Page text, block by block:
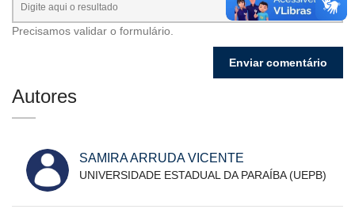
Precisamos validar o formulário.
Autores
SAMIRA ARRUDA VICENTE
UNIVERSIDADE ESTADUAL DA PARAÍBA (UEPB)